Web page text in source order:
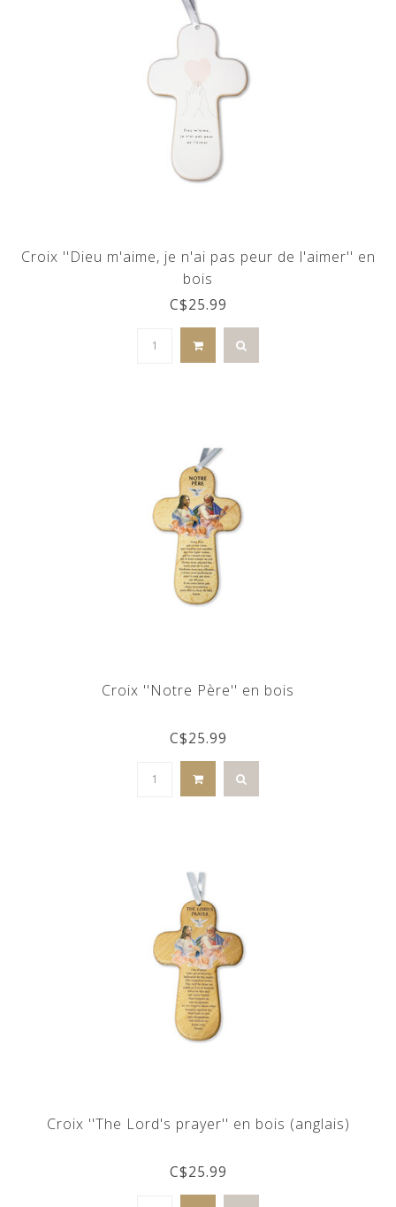
Croix ''Dieu m'aime, je n'ai pas peur de l'aimer'' en
bois
C$25.99
Croix ''Notre Père'' en bois
C$25.99
Croix ''The Lord's prayer'' en bois (anglais)
C$25.99